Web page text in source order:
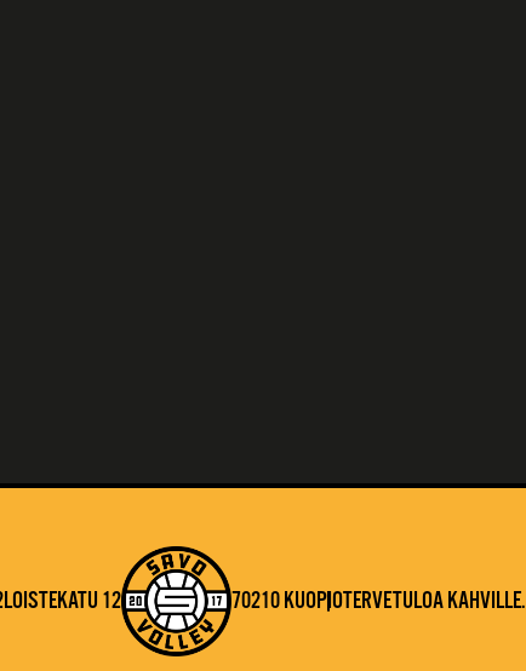
LOISTEKATU 12 70210 KUOPIOTERVETULOA KAHVILLE.